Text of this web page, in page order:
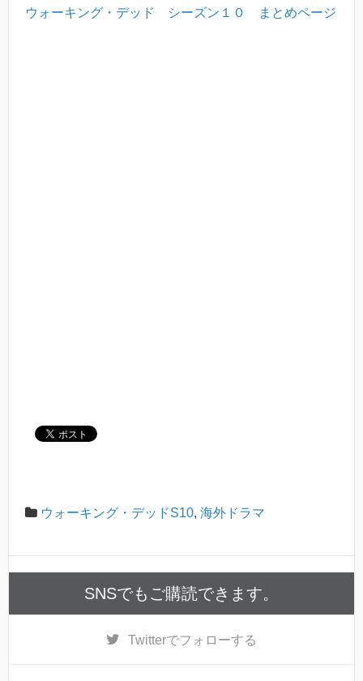
ウォーキング・デッド シーズン１０ まとめページ
ウォーキング・デッドS10, 海外ドラマ
SNSでもご購読できます。
Twitterでフォローする